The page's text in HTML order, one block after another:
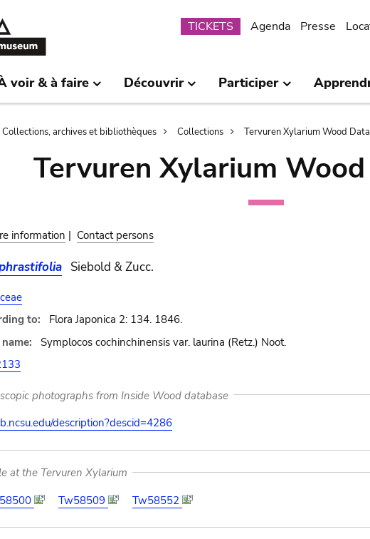
Submenu
TICKETS Agenda Presse
voir & à faire Découvrir Participer
Collections, archives et bibliothèques Collections Tervuren Xylarium Wood
Tervuren Xylarium
information | Contact persons
Siebold & Zucc.
to:
Flora Japonica 2: 134. 1846.
Symplocos cochinchinensis var. laurina (Retz.) Noot.
photographs from Inside Wood database
description?descid=4286
at the Tervuren Xylarium
Tw58509 Tw58552